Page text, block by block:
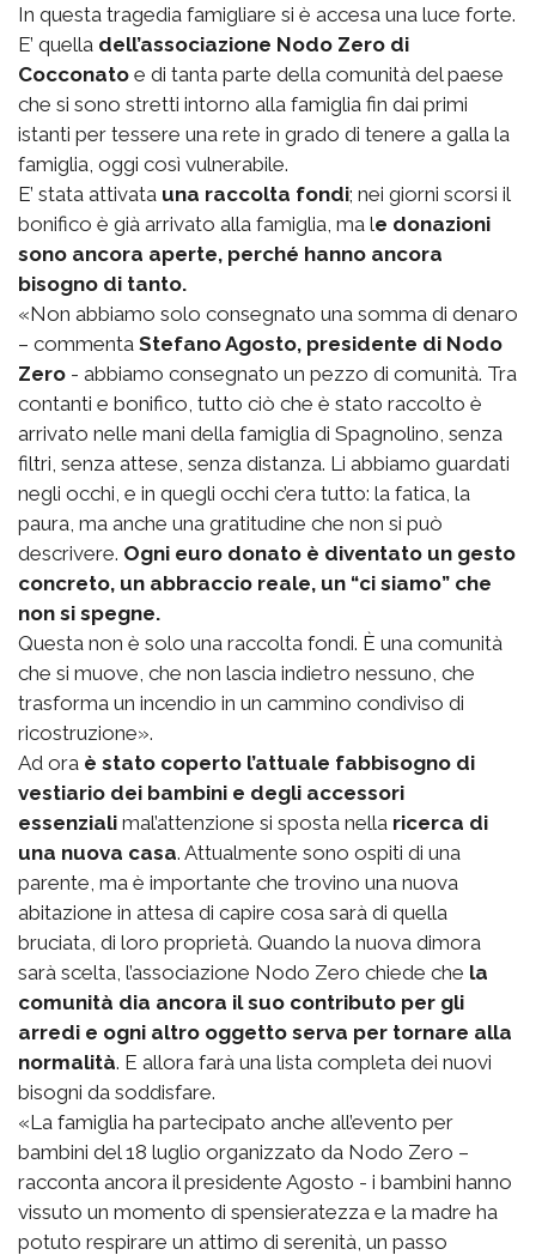
In questa tragedia famigliare si è accesa una luce forte.
E’ quella dell’associazione Nodo Zero di
Cocconato e di tanta parte della comunità del paese
che si sono stretti intorno alla famiglia fin dai primi
istanti per tessere una rete in grado di tenere a galla la
famiglia, oggi così vulnerabile.
E’ stata attivata una raccolta fondi; nei giorni scorsi il
bonifico è già arrivato alla famiglia, ma le donazioni
sono ancora aperte, perché hanno ancora
bisogno di tanto.
«Non abbiamo solo consegnato una somma di denaro
– commenta Stefano Agosto, presidente di Nodo
Zero - abbiamo consegnato un pezzo di comunità. Tra
contanti e bonifico, tutto ciò che è stato raccolto è
arrivato nelle mani della famiglia di Spagnolino, senza
filtri, senza attese, senza distanza. Li abbiamo guardati
negli occhi, e in quegli occhi c’era tutto: la fatica, la
paura, ma anche una gratitudine che non si può
descrivere. Ogni euro donato è diventato un gesto
concreto, un abbraccio reale, un “ci siamo” che
non si spegne.
Questa non è solo una raccolta fondi. È una comunità
che si muove, che non lascia indietro nessuno, che
trasforma un incendio in un cammino condiviso di
ricostruzione».
Ad ora è stato coperto l’attuale fabbisogno di
vestiario dei bambini e degli accessori
essenziali mal’attenzione si sposta nella ricerca di
una nuova casa. Attualmente sono ospiti di una
parente, ma è importante che trovino una nuova
abitazione in attesa di capire cosa sarà di quella
bruciata, di loro proprietà. Quando la nuova dimora
sarà scelta, l’associazione Nodo Zero chiede che la
comunità dia ancora il suo contributo per gli
arredi e ogni altro oggetto serva per tornare alla
normalità. E allora farà una lista completa dei nuovi
bisogni da soddisfare.
«La famiglia ha partecipato anche all’evento per
bambini del 18 luglio organizzato da Nodo Zero –
racconta ancora il presidente Agosto - i bambini hanno
vissuto un momento di spensieratezza e la madre ha
potuto respirare un attimo di serenità, un passo